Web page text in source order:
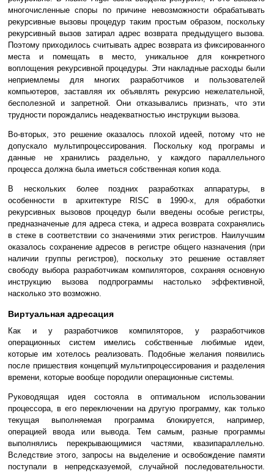
многочисленные споры по причине невозможности обрабатывать
рекурсивные вызовы процедур таким простым образом, поскольку
рекурсивный вызов затирал адрес возврата предыдущего вызова.
Поэтому приходилось считывать адрес возврата из фиксированного
места и помещать в место, уникальное для конкретного
воплощения рекурсивной процедуры. Эти накладные расходы были
неприемлемы для многих разработчиков и пользователей
компьютеров, заставляя их объявлять рекурсию нежелательной,
бесполезной и запретной. Они отказывались признать, что эти
трудности порождались неадекватностью инструкции вызова.
Во-вторых, это решение оказалось плохой идеей, потому что не
допускало мультипроцессирования. Поскольку код програмы и
данные не хранились раздельно, у каждого параллельного
процесса должна была иметься собственная копия кода.
В нескольких более поздних разработках аппаратуры, в
особенности в архитектуре RISC в 1990-х, для обработки
рекурсивных вызовов процедур были введены особые регистры,
предназначеные для адреса стека, и адреса возврата сохранялись
в стеке в соответствии со значениями этих регистров. Наилучшим
оказалось сохранение адресов в регистре общего назначения (при
наличии группы регистров), поскольку это решение оставляет
свободу выбора разработчикам компиляторов, сохраняя основную
инструкцию вызова подпрограммы настолько эффективной,
насколько это возможно.
Виртуальная адресация
Как и у разработчиков компиляторов, у разработчиков
операционных систем имелись собственные любимые идеи,
которые им хотелось реализовать. Подобные желания появились
после пришествия концепций мультипроцессирования и разделения
времени, которые вообще породили операционные системы.
Руководящая идея состояла в оптимальном использовании
процессора, в его переключении на другую программу, как только
текущая выполняемая программа блокируется, например,
операцией ввода или вывода. Тем самым, разные программы
выполнялись перекрывающимися частями, квазипараллельно.
Вследствие этого, запросы на выделение и освобождение памяти
поступали в непредсказуемой, случайной последовательности.